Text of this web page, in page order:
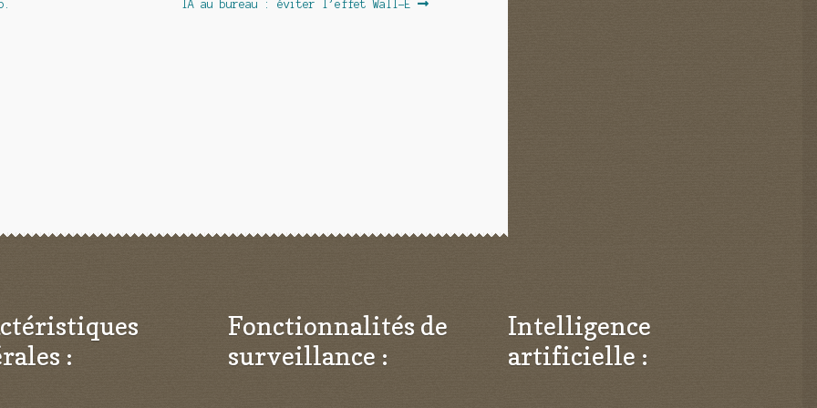
Article
IA au bureau : éviter l’effet Wall-E
:
Fonctionnalités de
surveillance :
Intelligence
artificielle :